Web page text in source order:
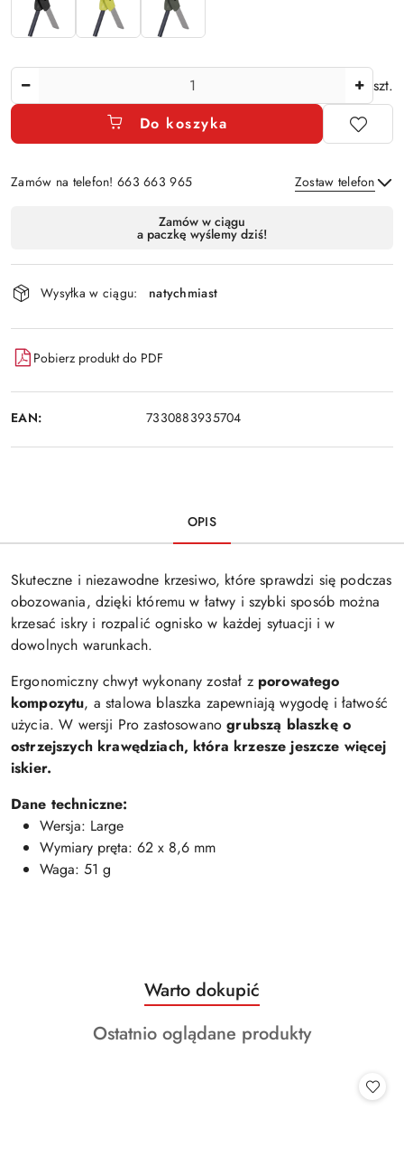
szt.
Do koszyka
Zamów na telefon! 663 663 965 Zostaw telefon
Wyślij
dostawa
Zamów w ciągu
a paczkę wyślemy dziś!
Wysyłka w ciągu: natychmiast
Pobierz produkt do PDF
EAN: 7330883935704
OPIS
Skuteczne i niezawodne krzesiwo, które sprawdzi się podczas
obozowania, dzięki któremu w łatwy i szybki sposób można
krzesać iskry i rozpalić ognisko w każdej sytuacji i w
dowolnych warunkach.
Ergonomiczny chwyt wykonany został z porowatego
kompozytu, a stalowa blaszka zapewniają wygodę i łatwość
użycia. W wersji Pro zastosowanogrubszą blaszkę o
ostrzejszych krawędziach, która krzesze jeszcze więcej
iskier.
Dane techniczne:
Wersja: Large
Wymiary pręta: 62 x 8,6 mm
Waga: 51 g
Pomiń karuzelę produktów
Produkty
o
statusie:
Warto dokupić
Produkty
Ostatnio oglądane produkty